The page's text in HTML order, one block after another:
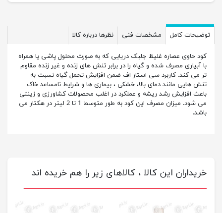
توضیحات کامل مشخصات فنی نظرها درباره کالا
کود حاوی عصاره غلیظ جلبک دریایی که به صورت محلول پاشی یا همراه
با آبیاری مصرف شده و گیاه را در برابر تنش های زنده و غیر زنده مقاوم
تر می کند. کاربرد سی استار اف ضمن افزایش تحمل گیاه نسبت به
تنش هایی مانند دمای بالا، خشکی ، بیماری ها و شرایط نامساعد خاک
باعث افزایش رشد ریشه و عملکرد در اغلب محصولات کشاورزی و زینتی
می شود. میزان مصرف این کود به طور متوسط 1 تا 2 لیتر در هکتار می
باشد.
خریداران این کالا ، کالاهای زیر را هم خریده اند